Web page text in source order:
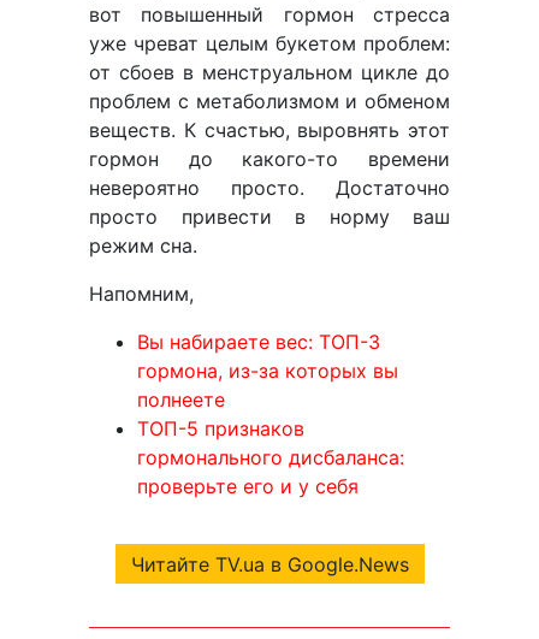
вот повышенный гормон стресса
уже чреват целым букетом проблем:
от сбоев в менструальном цикле до
проблем с метаболизмом и обменом
веществ. К счастью, выровнять этот
гормон до какого-то времени
невероятно просто. Достаточно
просто привести в норму ваш
режим сна.
Напомним,
Вы набираете вес: ТОП-3
гормона, из-за которых вы
полнеете
ТОП-5 признаков
гормонального дисбаланса:
проверьте его и у себя
Читайте TV.ua в Google.News